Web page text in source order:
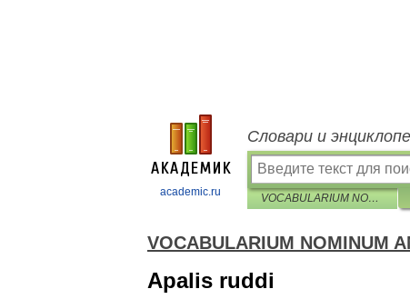
academic.ru
Словари и
VOCABULARIUM NOMINUM ANIMALIUM QUINQUELINGUE — AVES
VOCABULARIUM NOMINUM
Apalis ruddi